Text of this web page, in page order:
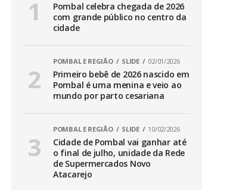
Pombal celebra chegada de 2026
com grande público no centro da
cidade
POMBAL E REGIÃO SLIDE 02/01/2026
Primeiro bebê de 2026 nascido em
Pombal é uma menina e veio ao
mundo por parto cesariana
POMBAL E REGIÃO SLIDE 10/02/2026
Cidade de Pombal vai ganhar até
o final de julho, unidade da Rede
de Supermercados Novo
Atacarejo